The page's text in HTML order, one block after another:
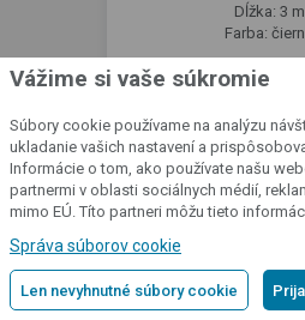
Dĺžka: 3 m
Farba:
SKLADOM VÍCE
Detail
Vážime si vaše súkromie
Súbory cookie používame na analýzu
ukladanie vašich nastavení a
Informácie o tom, ako používate našu
partnermi v oblasti sociálnych médií,
mimo EÚ. Títo partneri môžu tieto
používania ich služieb.Podrobné informácie
Správa súborov cookie
Len nevyhnutné súbory cookie